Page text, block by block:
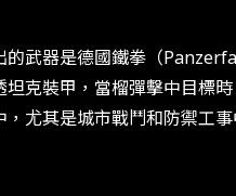
的武器是德國鐵拳（
坦克裝甲，當榴彈擊中目標
尤其是城市戰鬥和防禦工